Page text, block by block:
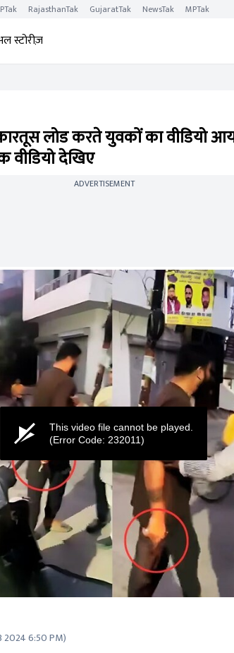
RajasthanTak GujaratTak NewsTak MPTak
स्टोरीज़
लोड करते युवकों का वीडियो
वीडियो देखिए
ADVERTISEMENT
This video file cannot be played.
(Error Code: 232011)
2024 6:50 PM)